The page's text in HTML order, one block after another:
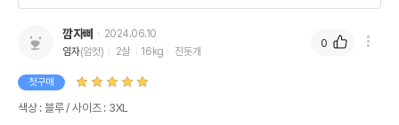
깜자삐
2024.06.10
임자(암컷) 2살 16kg 진돗개
첫구매
색상 : 블루 / 사이즈 : 3XL
0